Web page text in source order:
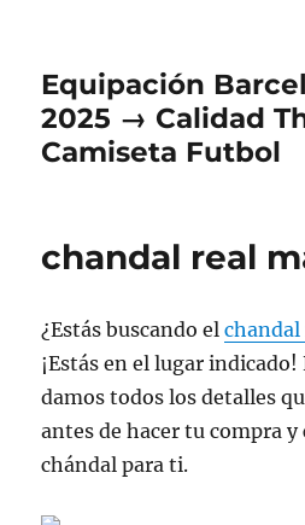
Equipación
2025 → Calidad
Camiseta Futbol
chandal real
¿Estás buscando elchandal
¡Estás en el lugar
damos todos los detalles
antes de hacer tu compra
chándal para ti.